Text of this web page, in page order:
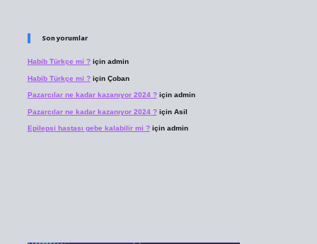
Son yorumlar
Habib Türkçe mi ?için admin
Habib Türkçe mi ?için Çoban
Pazarcılar ne kadar kazanıyor 2024 ?için admin
Pazarcılar ne kadar kazanıyor 2024 ?için Asil
Epilepsi hastası gebe kalabilir mi ?için admin